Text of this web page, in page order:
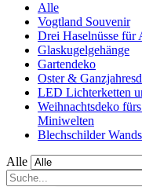
Alle
Vogtland Souvenir
Drei Haselnüsse
Glaskugelgehänge
Gartendeko
Oster &
LED Lichterketten
Weihnachtsdeko
Miniwelten
Blechschilder
Alle